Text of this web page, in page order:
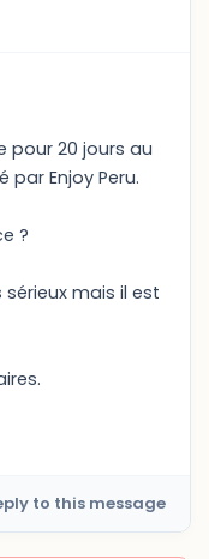
pour 20 jours au
Enjoy Peru.
?
mais il est
to this message